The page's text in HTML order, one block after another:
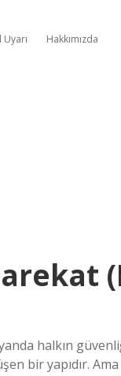
Uyarı Hakkımızda
halkın
bir yapıdır.